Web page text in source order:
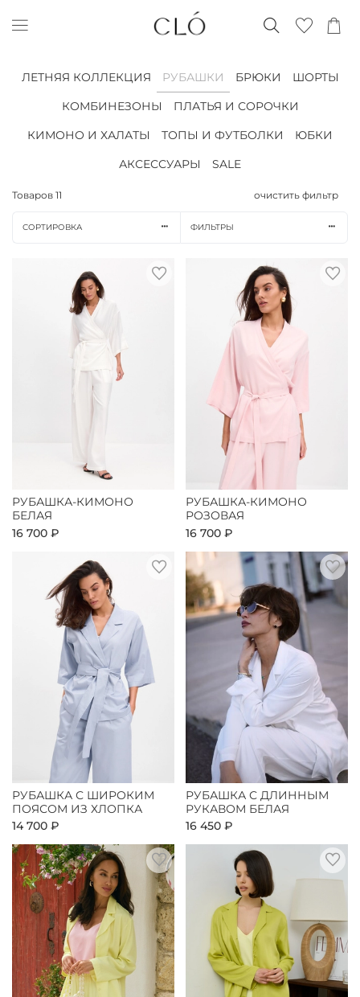
ЛЕТНЯЯ КОЛЛЕКЦИЯ РУБАШКИ БРЮКИ
ШОРТЫ
КОМБИНЕЗОНЫ
ПЛАТЬЯ И СОРОЧКИ
КИМОНО И ХАЛАТЫ
ТОПЫ И ФУТБОЛКИ
ЮБКИ
АКСЕССУАРЫ
SALE
Товаров 11 очистить фильтр
СОРТИРОВКА ФИЛЬТРЫ
РУБАШКА-КИМОНО
БЕЛАЯ
16 700 ₽
РУБАШКА-КИМОНО
РОЗОВАЯ
16 700 ₽
РУБАШКА С ШИРОКИМ
ПОЯСОМ ИЗ ХЛОПКА
14 700 ₽
РУБАШКА С ДЛИННЫМ
РУКАВОМ БЕЛАЯ
16 450 ₽